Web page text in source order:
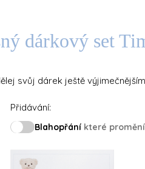
dárkový set
svůj dárek ještě výjimečnějším
Přidávání:
Blahopřáníkteré promění